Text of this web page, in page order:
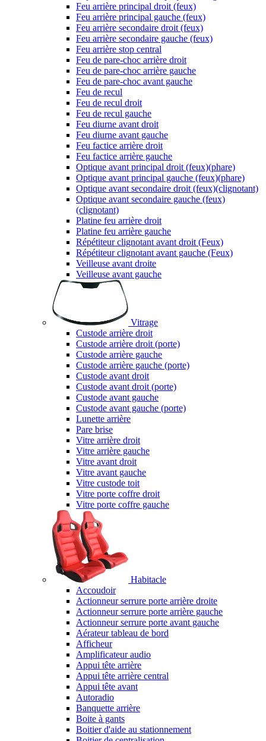
Feu arrière principal droit (feux)
Feu arrière principal gauche (feux)
Feu arrière secondaire droit (feux)
Feu arrière secondaire gauche (feux)
Feu arrière stop central
Feu de pare-choc arrière droit
Feu de pare-choc arrière gauche
Feu de pare-choc avant gauche
Feu de recul
Feu de recul droit
Feu de recul gauche
Feu diurne avant droit
Feu diurne avant gauche
Feu factice arrière droit
Feu factice arrière gauche
Optique avant principal droit (feux)(phare)
Optique avant principal gauche (feux)(phare)
Optique avant secondaire droit (feux)(clignotant)
Optique avant secondaire gauche (feux)
(clignotant)
Platine feu arrière droit
Platine feu arrière gauche
Répétiteur clignotant avant droit (Feux)
Répétiteur clignotant avant gauche (Feux)
Veilleuse avant droite
Veilleuse avant gauche
Vitrage
Custode arrière droit
Custode arrière droit (porte)
Custode arrière gauche
Custode arrière gauche (porte)
Custode avant droit
Custode avant droit (porte)
Custode avant gauche
Custode avant gauche (porte)
Lunette arrière
Pare brise
Vitre arrière droit
Vitre arrière gauche
Vitre avant droit
Vitre avant gauche
Vitre custode toit
Vitre porte coffre droit
Vitre porte coffre gauche
Habitacle
Accoudoir
Actionneur serrure porte arrière droite
Actionneur serrure porte arrière gauche
Actionneur serrure porte avant gauche
Aérateur tableau de bord
Afficheur
Amplificateur audio
Appui tête arrière
Appui tête arrière central
Appui tête avant
Autoradio
Banquette arrière
Boite à gants
Boitier d'aide au stationnement